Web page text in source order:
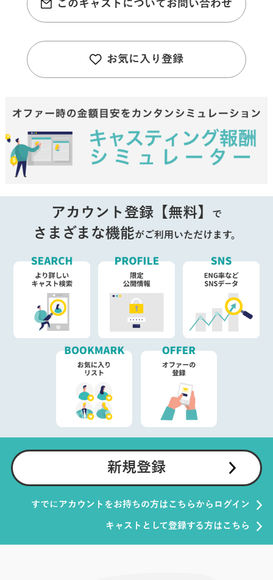
このキャストについてお問い合わせ
お気に入り登録
アカウント登録【無料】 で
さまざまな機能がご利用いただけます。
新規登録
すでにアカウントをお持ちの方はこちらからログイン
キャストとして登録する方はこちら